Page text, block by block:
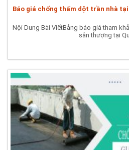
Báo giá chống thấm dột trần nhà tại
Nội Dung Bài ViếtBảng báo giá tham
sân thượng tại